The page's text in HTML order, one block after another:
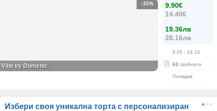
9.90€
14.40€
19.36лв
28.16лв
9.05 - 14.10
63 грабнати
Пловдив
-31%
Vibe by Domenic
Избери своя уникална торта с персонализиран